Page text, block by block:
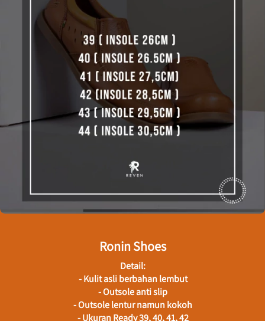
Ronin Shoes
Detail:
- Kulit asli berbahan lembut
- Outsole anti slip
- Outsole lentur namun kokoh
- Ukuran Ready 39, 40, 41, 42